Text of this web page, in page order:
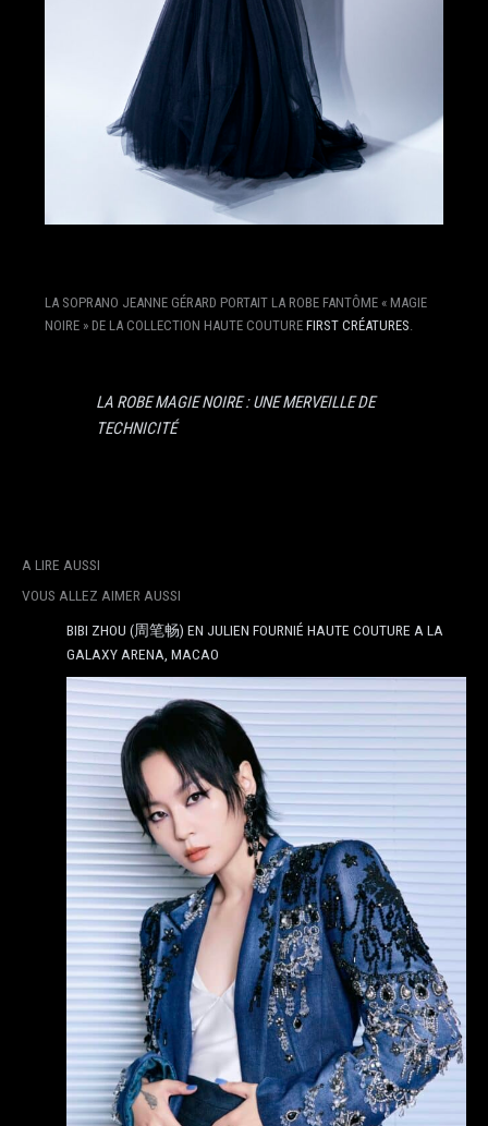
LA SOPRANO JEANNE GÉRARD PORTAIT LA ROBE FANTÔME « MAGIE
NOIRE » DE LA COLLECTION HAUTE COUTURE FIRST CRÉATURES.
LA ROBE MAGIE NOIRE : UNE MERVEILLE DE
TECHNICITÉ
A LIRE AUSSI
VOUS ALLEZ AIMER AUSSI
BIBI ZHOU (周笔畅) EN JULIEN FOURNIÉ HAUTE COUTURE A LA
GALAXY ARENA, MACAO